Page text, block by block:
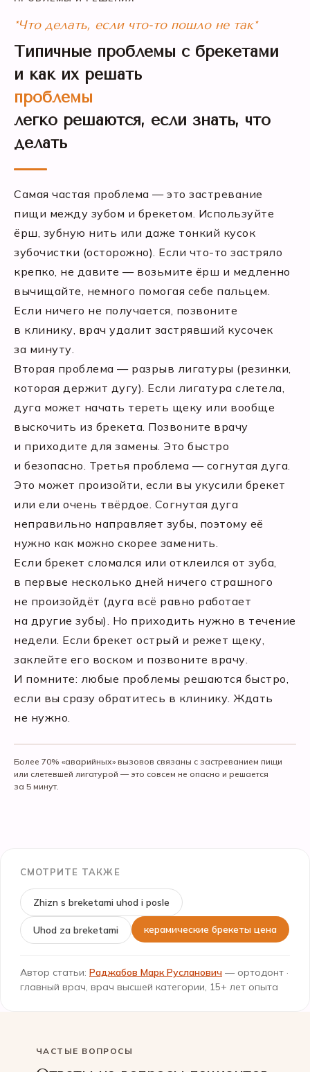
*Что делать, если что-то пошло не так*
Типичные проблемы с брекетами
и как их решать
проблемы
легко решаются, если знать, что
делать
Самая частая проблема — это застревание
пищи между зубом и брекетом. Используйте
ёрш, зубную нить или даже тонкий кусок
зубочистки (осторожно). Если что-то застряло
крепко, не давите — возьмите ёрш и медленно
вычищайте, немного помогая себе пальцем.
Если ничего не получается, позвоните
в клинику, врач удалит застрявший кусочек
за минуту.
Вторая проблема — разрыв лигатуры (резинки,
которая держит дугу). Если лигатура слетела,
дуга может начать тереть щеку или вообще
выскочить из брекета. Позвоните врачу
и приходите для замены. Это быстро
и безопасно. Третья проблема — согнутая дуга.
Это может произойти, если вы укусили брекет
или ели очень твёрдое. Согнутая дуга
неправильно направляет зубы, поэтому её
нужно как можно скорее заменить.
Если брекет сломался или отклеился от зуба,
в первые несколько дней ничего страшного
не произойдёт (дуга всё равно работает
на другие зубы). Но приходить нужно в течение
недели. Если брекет острый и режет щеку,
заклейте его воском и позвоните врачу.
И помните: любые проблемы решаются быстро,
если вы сразу обратитесь в клинику. Ждать
не нужно.
Более 70% «аварийных» вызовов связаны с застреванием пищи
или слетевшей лигатурой — это совсем не опасно и решается
за 5 минут.
СМОТРИТЕ ТАКЖЕ
Zhizn s breketami uhod i posle
Uhod za breketami керамические брекеты цена
Автор статьи: Раджабов Марк Русланович — ортодонт ·
главный врач, врач высшей категории, 15+ лет опыта
ЧАСТЫЕ ВОПРОСЫ